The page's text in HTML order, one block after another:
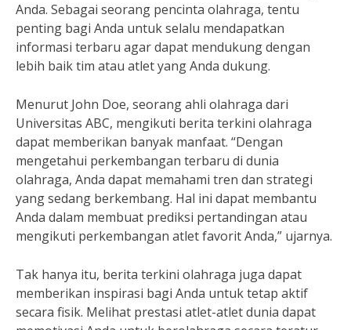
Anda. Sebagai seorang pencinta olahraga, tentu
penting bagi Anda untuk selalu mendapatkan
informasi terbaru agar dapat mendukung dengan
lebih baik tim atau atlet yang Anda dukung.
Menurut John Doe, seorang ahli olahraga dari
Universitas ABC, mengikuti berita terkini olahraga
dapat memberikan banyak manfaat. “Dengan
mengetahui perkembangan terbaru di dunia
olahraga, Anda dapat memahami tren dan strategi
yang sedang berkembang. Hal ini dapat membantu
Anda dalam membuat prediksi pertandingan atau
mengikuti perkembangan atlet favorit Anda,” ujarnya.
Tak hanya itu, berita terkini olahraga juga dapat
memberikan inspirasi bagi Anda untuk tetap aktif
secara fisik. Melihat prestasi atlet-atlet dunia dapat